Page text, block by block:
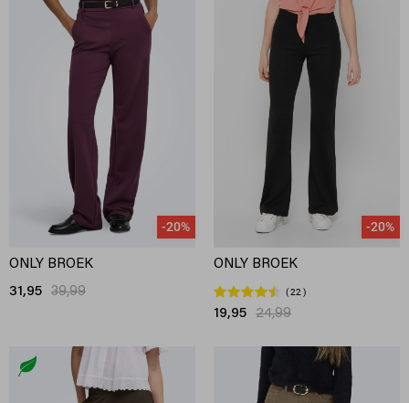
-20%
ONLY BROEK
31,95 39,99
-20%
ONLY BROEK
22
19,95 24,99